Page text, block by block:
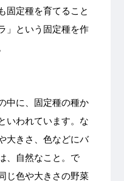
固定種を育てること
」という固定種を作
中に、固定種の種か
いわれています。な
大きさ、色などにバ
、自然なこと。で
じ色や大きさの野菜